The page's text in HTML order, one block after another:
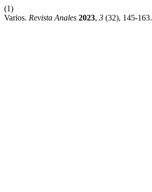
(1)
Varios. Revista Anales 2023, 3 (32), 145-163.